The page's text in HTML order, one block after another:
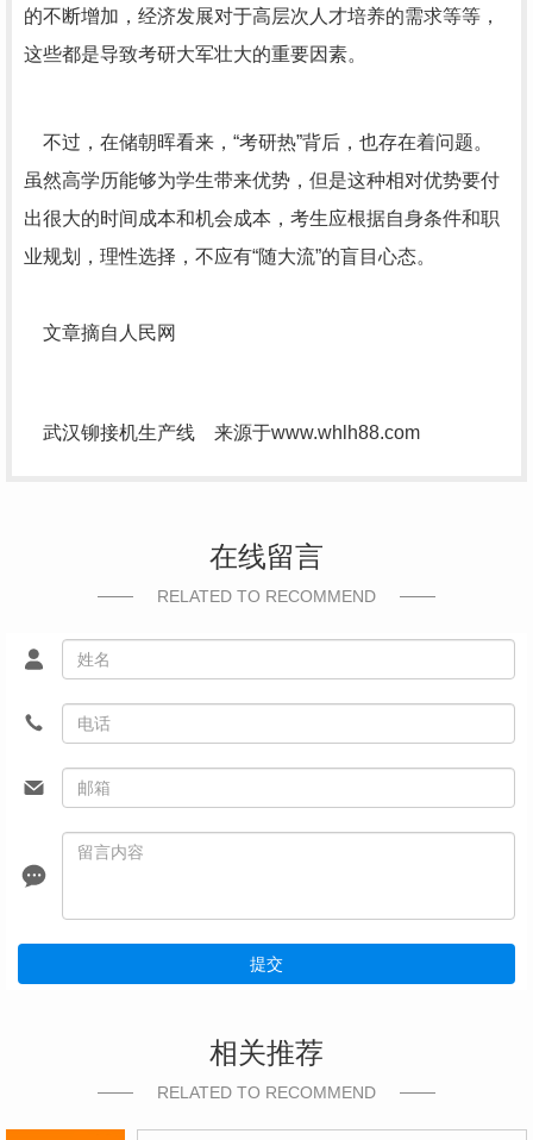
的不断增加，经济发展对于高层次人才培养的需求等等，
这些都是导致考研大军壮大的重要因素。
不过，在储朝晖看来，“考研热”背后，也存在着问题。
虽然高学历能够为学生带来优势，但是这种相对优势要付
出很大的时间成本和机会成本，考生应根据自身条件和职
业规划，理性选择，不应有“随大流”的盲目心态。
文章摘自人民网
武汉铆接机生产线 来源于www.whlh88.com
在线留言
RELATED TO RECOMMEND
提交
相关推荐
RELATED TO RECOMMEND